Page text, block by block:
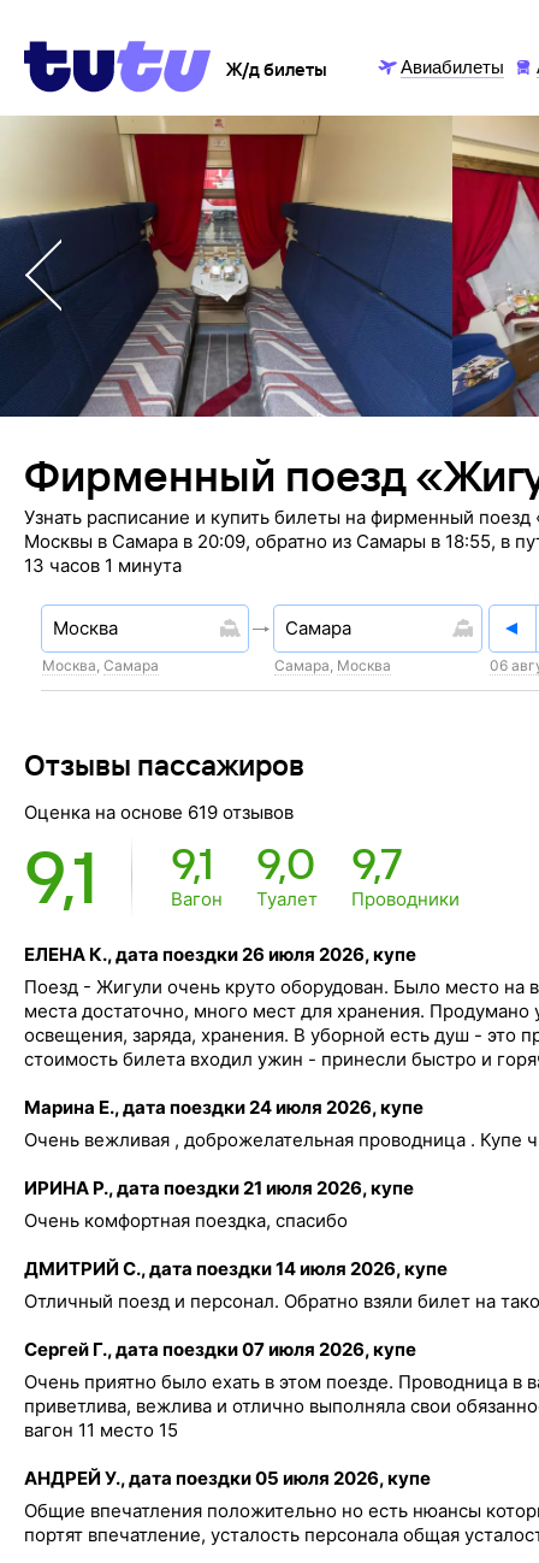
Ж/д билеты Авиабилеты
Фирменный поезд
Узнать расписание и купить билеты на фирменный поезд
Москвы в Самара в 20:09, обратно из Самары в 18:55, в
13 часов 1 минута
Москва, Самара Самара, Москва 06
Отзывы пассажиров
Оценка на основе 619 отзывов
9,1 9,1
Вагон
9,0
Туалет
9,7
Проводники
ЕЛЕНА К., дата поездки 26 июля 2026, купе
Поезд - Жигули очень круто оборудован. Было место на
места достаточно, много мест для хранения. Продумано
освещения, заряда, хранения. В уборной есть душ - это
стоимость билета входил ужин - принесли быстро и
Марина Е., дата поездки 24 июля 2026, купе
Очень вежливая , доброжелательная проводница . Купе
ИРИНА Р., дата поездки 21 июля 2026, купе
Очень комфортная поездка, спасибо
ДМИТРИЙ С., дата поездки 14 июля 2026, купе
Отличный поезд и персонал. Обратно взяли билет на
Сергей Г., дата поездки 07 июля 2026, купе
Очень приятно было ехать в этом поезде. Проводница в
приветлива, вежлива и отлично выполняла свои
вагон 11 место 15
АНДРЕЙ У., дата поездки 05 июля 2026, купе
Общие впечатления положительно но есть нюансы
портят впечатление, усталость персонала общая